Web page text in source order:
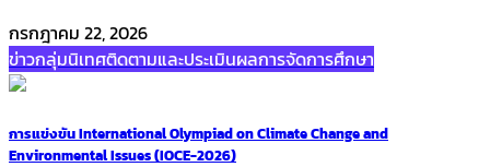
กรกฎาคม 22, 2026
ข่าวกลุ่มนิเทศติดตามและประเมินผลการจัดการศึกษา
การแข่งขัน International Olympiad on Climate Change and
Environmental Issues (IOCE-2026)